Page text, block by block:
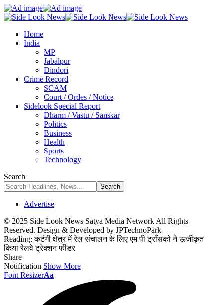
Home
India
MP
Jabalpur
Dindori
Crime Record
SCAM
Court / Ordes / Notice
Sidelook Special Report
Dharm / Vastu / Sanskar
Politics
Business
Health
Sports
Technology
Search
Advertise
© 2025 Side Look News Satya Media Network All Rights
Reserved. Design & Developed by JPTechnoPark
Reading: कटंगी क्षेत्र में रेल संचालन के लिए एम पी ट्राँसको ने ऊर्जीकृत
किया रेलवे ट्रेक्शन फीडर
Share
Notification Show More
Font ResizerAa